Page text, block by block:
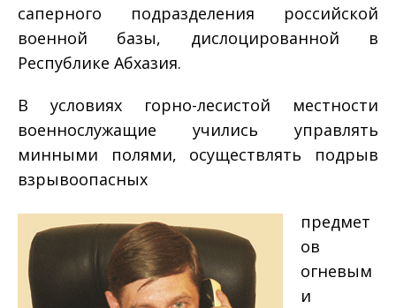
саперного подразделения российской
военной базы, дислоцированной в
Республике Абхазия.
В условиях горно-­лесистой местности
военнослужащие учились управлять
минными полями, осуществлять подрыв
взрывоопасных
предмет
ов
огневым
и